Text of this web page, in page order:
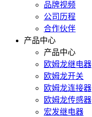
品牌视频
公司历程
合作伙伴
产品中心
产品中心
欧姆龙继电器
欧姆龙开关
欧姆龙连接器
欧姆龙传感器
宏发继电器